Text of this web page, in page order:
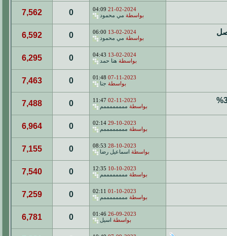
21-02-2024
04:09
بواسطة مي محمود 0
7,562
13-02-2024
06:00
بواسطة مي محمود 0
6,592
13-02-2024
04:43
بواسطة هنا حمد 0
6,295
07-11-2023
01:48
بواسطة جنا 0
7,463
02-11-2023
11:47
بواسطة ممممممممم 0
7,488
29-10-2023
02:14
بواسطة ممممممممم 0
6,964
28-10-2023
08:53
بواسطة اسماعيل رضا 0
7,155
10-10-2023
12:35
بواسطة ممممممممم 0
7,540
01-10-2023
02:11
بواسطة ممممممممم 0
7,259
26-09-2023
01:46
بواسطة اسيل 0
6,781